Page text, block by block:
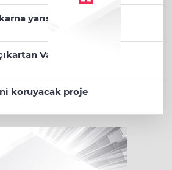
yarışı
Vali
koruyacak proje